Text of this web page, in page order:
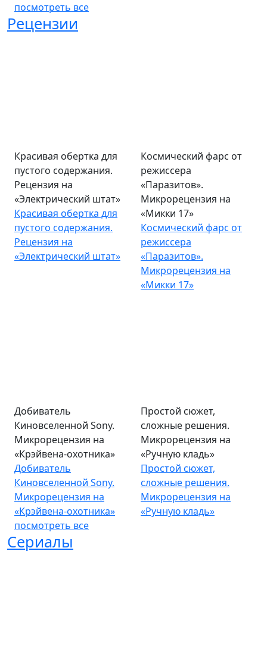
посмотреть все
Рецензии
Красивая обертка для
пустого содержания.
Рецензия на
«Электрический штат»
Красивая обертка для
пустого содержания.
Рецензия на
«Электрический штат»
Космический фарс от
режиссера
«Паразитов».
Микрорецензия на
«Микки 17»
Космический фарс от
режиссера
«Паразитов».
Микрорецензия на
«Микки 17»
Добиватель
Киновселенной Sony.
Микрорецензия на
«Крэйвена-охотника»
Добиватель
Киновселенной Sony.
Микрорецензия на
«Крэйвена-охотника»
Простой сюжет,
сложные решения.
Микрорецензия на
«Ручную кладь»
Простой сюжет,
сложные решения.
Микрорецензия на
«Ручную кладь»
посмотреть все
Сериалы